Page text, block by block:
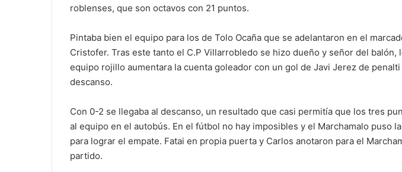
roblenses, que son octavos con 21 puntos.
Pintaba bien el equipo para los de Tolo Ocaña que se adelantaron en el
Cristofer. Tras este tanto el C.P Villarrobledo se hizo dueño y señor del balón,
equipo rojillo aumentara la cuenta goleador con un gol de Javi Jerez de
descanso.
Con 0-2 se llegaba al descanso, un resultado que casi permitía que los tres
al equipo en el autobús. En el fútbol no hay imposibles y el Marchamalo puso
para lograr el empate. Fatai en propia puerta y Carlos anotaron para el
partido.